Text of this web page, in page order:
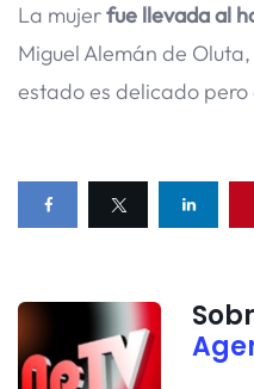
La mujerfue llevada al
Miguel Alemán de
estado es delicado pero